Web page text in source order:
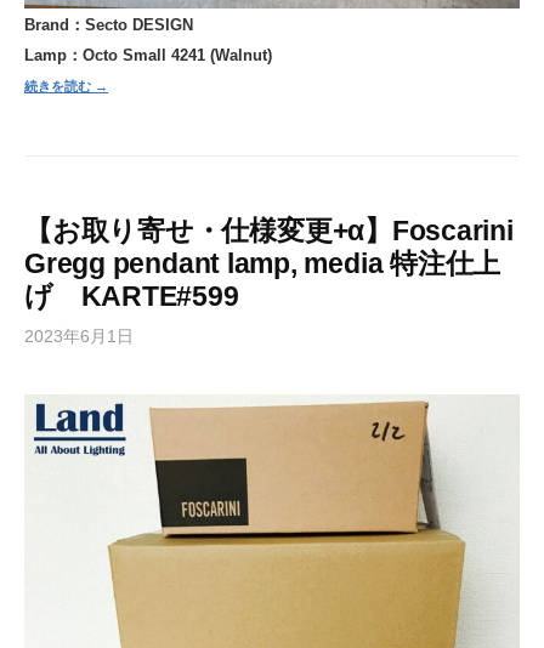
Brand：Secto DESIGN
Lamp：Octo Small 4241 (Walnut)
続きを読む →
【お取り寄せ・仕様変更+α】Foscarini
Gregg pendant lamp, media 特注仕上
げ KARTE#599
2023年6月1日